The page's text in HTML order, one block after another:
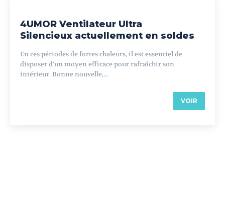
4UMOR Ventilateur Ultra
Silencieux actuellement en soldes
En ces périodes de fortes chaleurs, il est essentiel de
disposer d'un moyen efficace pour rafraîchir son
intérieur. Bonne nouvelle,...
VOIR